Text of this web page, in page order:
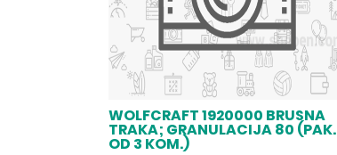
WOLFCRAFT 1920000 BRUSNA
TRAKA; GRANULACIJA 80 (PAK.
OD 3 KOM.)